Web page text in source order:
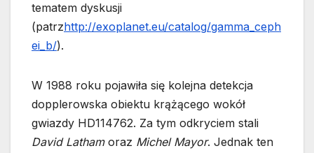
tematem dyskusji
(patrzhttp://exoplanet.eu/catalog/gamma_ceph
ei_b/).
W 1988 roku pojawiła się kolejna detekcja
dopplerowska obiektu krążącego wokół
gwiazdy HD114762. Za tym odkryciem stali
David Lathamoraz Michel Mayor. Jednak ten